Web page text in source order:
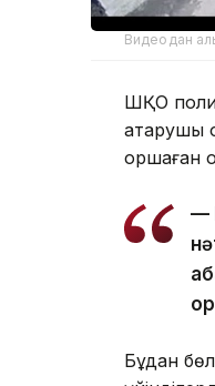
Видеодан
ШҚО
атқарушы
қоршаған
—
Бұдан